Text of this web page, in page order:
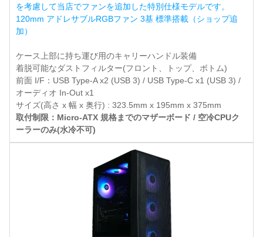
を考慮して当店でファンを追加した特別仕様モデルです。
120mm アドレサブルRGBファン 3基 標準搭載（ショップ追
加）
ケース上部に持ち運び用のキャリーハンドル装備
着脱可能なダストフィルター(フロント、トップ、ボトム)
前面 I/F：USB Type-A x2 (USB 3) / USB Type-C x1 (USB 3) /
オーディオ In-Out x1
サイズ(高さ x 幅 x 奥行) : 323.5mm x 195mm x 375mm
取付制限：Micro-ATX 規格までのマザーボード / 空冷CPUク
ーラーのみ(水冷不可)